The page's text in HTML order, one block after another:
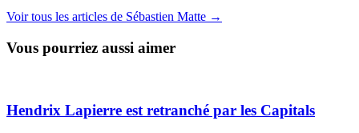
Voir tous les articles de Sébastien Matte →
Vous pourriez aussi aimer
Hendrix Lapierre est retranché par les Capitals